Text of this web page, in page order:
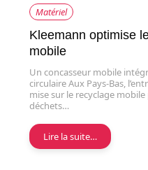
Matériel
Kleemann optimise
mobile
Un concasseur mobile
circulaire Aux Pays-Bas,
mise sur le recyclage
déchets…
Lire la suite…